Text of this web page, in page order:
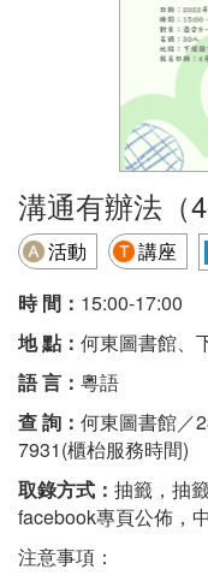
溝通有辦法（
活動 講座
時 間： 15:00-17:00
地 點： 何東圖書館、
語 言： 粵語
查 詢： 何東圖書館／
7931(櫃枱服務時間)
取錄方式： 抽籤，抽
facebook專頁公佈，
注意事項：